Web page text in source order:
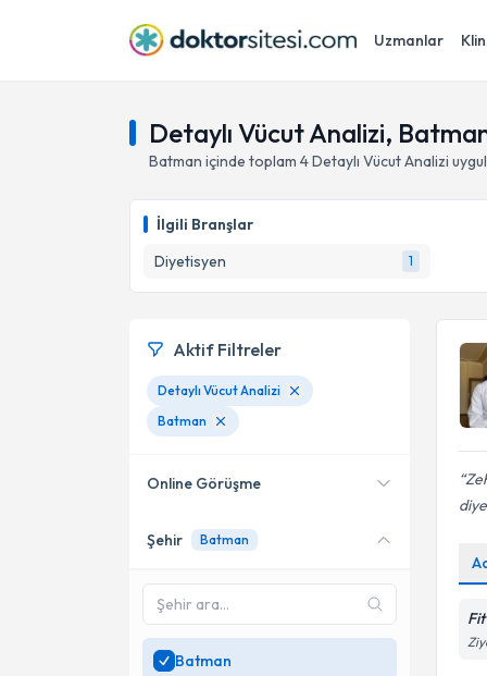
Uzmanlar
Detaylı Vücut Analizi,
Batman içinde toplam 4Detaylı Vücut Analizi
İlgili Branşlar
Diyetisyen
1
Aktif Filtreler
Detaylı Vücut Analizi
Batman
Online Görüşme
Online danışmanlık sunan
SadeceBatman
uzman ara
Şehir Batman
Batman